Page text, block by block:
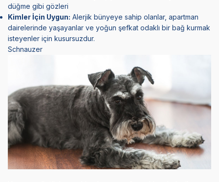
düğme gibi gözleri
Kimler İçin Uygun: Alerjik bünyeye sahip olanlar, apartman
dairelerinde yaşayanlar ve yoğun şefkat odaklı bir bağ kurmak
isteyenler için kusursuzdur.
Schnauzer